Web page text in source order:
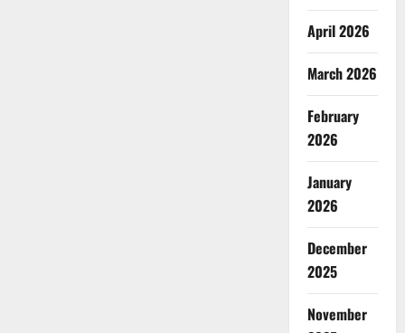
April 2026
March 2026
February
2026
January
2026
December
2025
November